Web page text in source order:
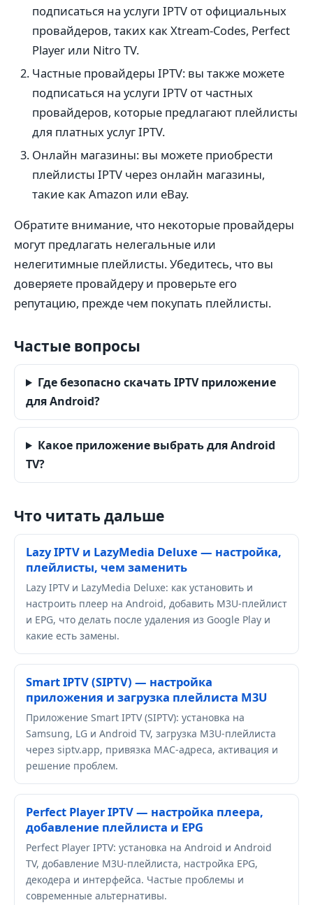
подписаться на услуги IPTV от официальных
провайдеров, таких как Xtream-Codes, Perfect
Player или Nitro TV.
Частные провайдеры IPTV: вы также можете
подписаться на услуги IPTV от частных
провайдеров, которые предлагают плейлисты
для платных услуг IPTV.
Онлайн магазины: вы можете приобрести
плейлисты IPTV через онлайн магазины,
такие как Amazon или eBay.
Обратите внимание, что некоторые провайдеры
могут предлагать нелегальные или
нелегитимные плейлисты. Убедитесь, что вы
доверяете провайдеру и проверьте его
репутацию, прежде чем покупать плейлисты.
Частые вопросы
Где безопасно скачать IPTV приложение
для Android?
Какое приложение выбрать для Android
TV?
Что читать дальше
Lazy IPTV и LazyMedia Deluxe — настройка,
плейлисты, чем заменить
Lazy IPTV и LazyMedia Deluxe: как установить и
настроить плеер на Android, добавить M3U-плейлист
и EPG, что делать после удаления из Google Play и
какие есть замены.
Smart IPTV (SIPTV) — настройка
приложения и загрузка плейлиста M3U
Приложение Smart IPTV (SIPTV): установка на
Samsung, LG и Android TV, загрузка M3U-плейлиста
через siptv.app, привязка MAC-адреса, активация и
решение проблем.
Perfect Player IPTV — настройка плеера,
добавление плейлиста и EPG
Perfect Player IPTV: установка на Android и Android
TV, добавление M3U-плейлиста, настройка EPG,
декодера и интерфейса. Частые проблемы и
современные альтернативы.